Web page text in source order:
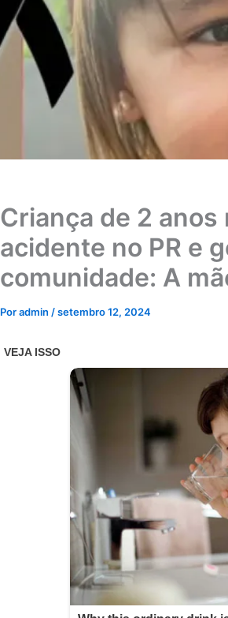
Criança de 2 anos
acidente no PR e
comunidade: A
Poradmin /setembro 12, 2024